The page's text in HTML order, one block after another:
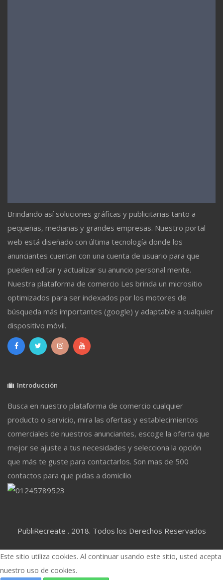
Brindando así soluciones gráficas y publicitarias tanto a
pequeñas, medianas y grandes empresas. Nuestro portal
web está diseñado con última tecnología donde los
anunciantes cuentan con una cuenta de usuario para que
pueden editar y actualizar su anuncio personal mente.
Nuestra plataforma de comercio Les brinda un micrositio
optimizados para ser indexados por los motores de
búsqueda más importantes (google) y adaptable a cualquier
dispositivo móvil.
Introducción
Busca en nuestro plataforma de comercio cualquier
producto o servicio, mira las ofertas y establecimientos
comerciales de nuestros anunciantes, escoge la oferta que
mejor se ajuste a tus necesidades y selecciona la opción
que más te guste para contactarlos. Son mas de 500
contactos para que pidas a domicilio
PubliRecreate . 2018. Todos los Derechos Reservados
Este sitio utiliza cookies. Al continuar usando este sitio, usted acepta
nuestro uso de cookies.